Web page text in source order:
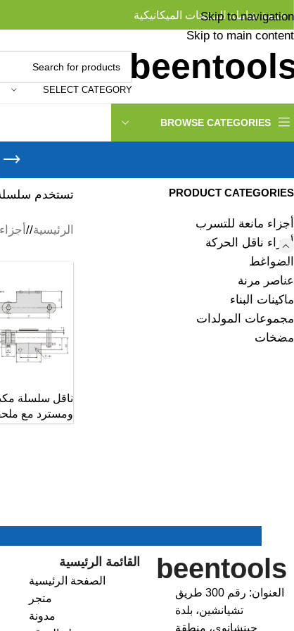
Skip to navigation
Skip to main content
خدمة شاملة للمنتجات الميكانيكية
SELECT CATEGORY
BROWSE CATEGORIES
PRODUCT CATEGORIES
أجزاء مانعة للتسرب
أجزاء ناقل الحركة
الضواغط
عناصر مرنة
ماكينات البناء
مجموعات المولدات
مضخات
تستخدم
الرئيسية/
ناقل سلسلة
ومسترد مع
beentools
العنوان: رقم 300 طريق
تشيانشين، بلدة
جينشانوي، منطقة
القائمة الرئيسية
الصفحة الرئيسية
متجر
مدونة